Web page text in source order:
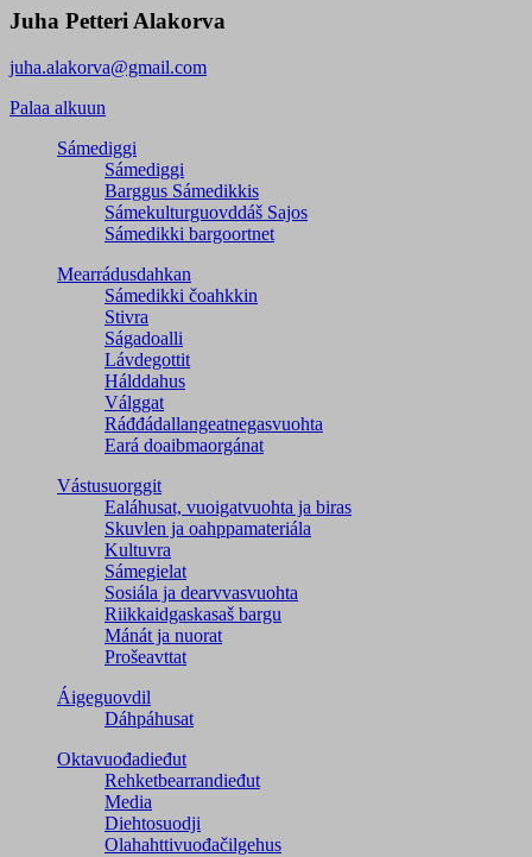
Juha Petteri Alakorva
juha.alakorva@gmail.com
Palaa alkuun
Sámediggi
Sámediggi
Barggus Sámedikkis
Sámekulturguovddáš Sajos
Sámedikki bargoortnet
Mearrádusdahkan
Sámedikki čoahkkin
Stivra
Ságadoalli
Lávdegottit
Hálddahus
Válggat
Ráđđádallangeatnegas­vuohta
Eará doaibmaorgánat
Vástusuorggit
Ealáhusat, vuoigatvuohta ja biras
Skuvlen ja oahppamateriála
Kultuvra
Sámegielat
Sosiála ja dearvvasvuohta
Riikkaidgaskasaš bargu
Mánát ja nuorat
Prošeavttat
Áigeguovdil
Dáhpáhusat
Oktavuođadieđut
Rehketbearrandieđut
Media
Diehtosuodji
Olahahttivuođačilgehus